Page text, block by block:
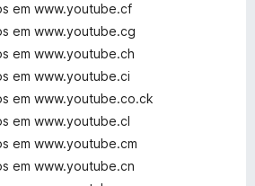
em www.youtube.cf
em www.youtube.cg
em www.youtube.ch
em www.youtube.ci
em www.youtube.co.ck
em www.youtube.cl
em www.youtube.cm
em www.youtube.cn